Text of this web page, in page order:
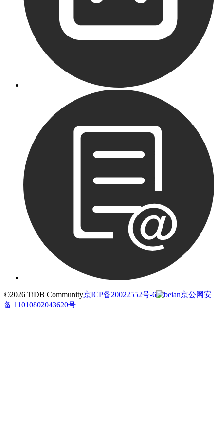
©2026 TiDB Community京ICP备20022552号-6
京公网安
备 11010802043620号